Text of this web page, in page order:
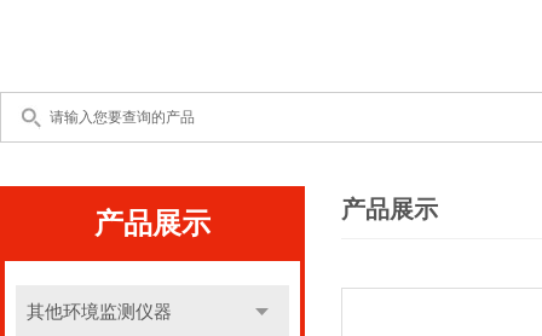
产品展示
其他环境监测仪器
产品展示